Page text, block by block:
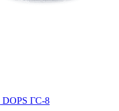
DOPS ГС-8